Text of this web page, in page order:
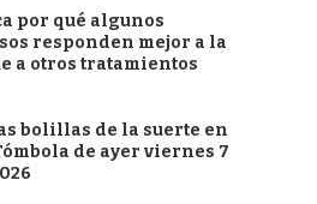
por qué algunos
responden mejor a la
a otros tratamientos
bolillas de la suerte en
de ayer viernes 7